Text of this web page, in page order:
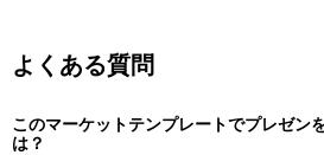
よくある質問
このマーケットテンプレートでプレゼン
は？